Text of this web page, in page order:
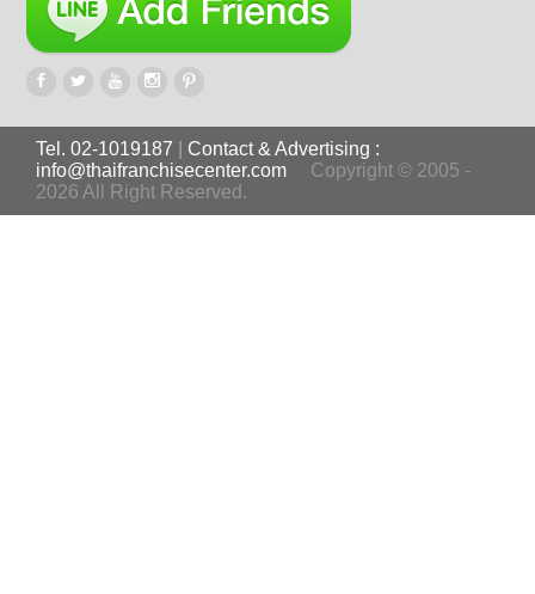
Tel. 02-1019187
Contact & Advertising :
info@thaifranchisecenter.com
Copyright © 2005 -
2026 All Right Reserved.